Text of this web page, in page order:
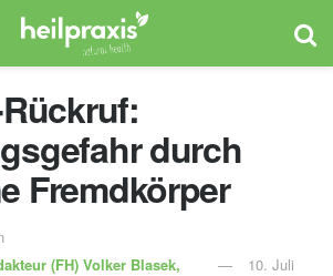
durch
Fremdkörper
(FH) Volker Blasek,
10. Juli